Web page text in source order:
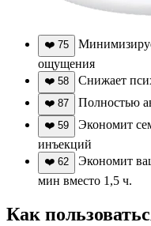
❤️ 75
ощущения
❤️ 58 Снижает
❤️ 87 Полностью
❤️ 59
Экономит
инъекций
❤️ 62
Экономит
мин вместо 1,5 ч.
Как